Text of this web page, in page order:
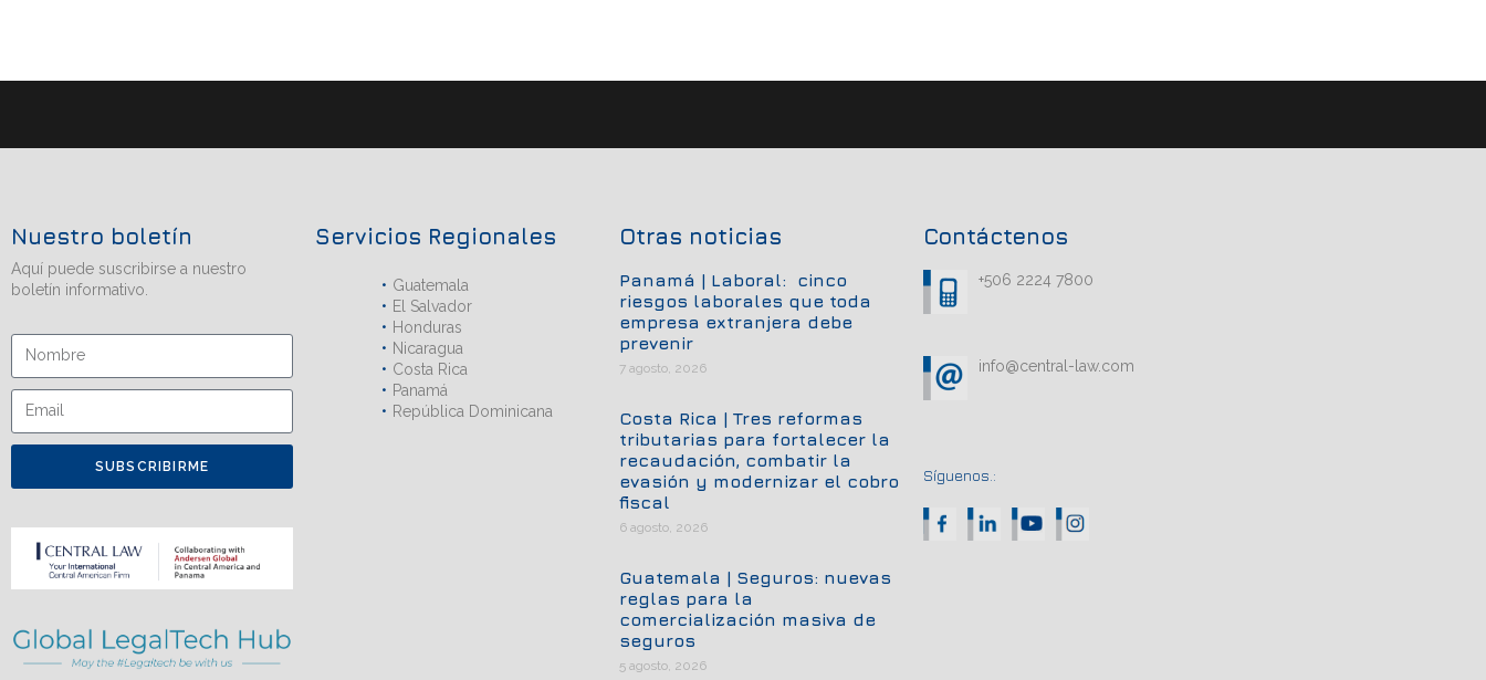
Nuestro boletín
Aquí puede suscribirse a nuestro
boletín informativo.
SUBSCRIBIRME
Servicios Regionales
Guatemala
El Salvador
Honduras
Nicaragua
Costa Rica
Panamá
República Dominicana
Otras noticias
Panamá | Laboral: cinco
riesgos laborales que toda
empresa extranjera debe
prevenir
7 agosto, 2026
Costa Rica | Tres reformas
tributarias para fortalecer la
recaudación, combatir la
evasión y modernizar el cobro
fiscal
6 agosto, 2026
Guatemala | Seguros: nuevas
reglas para la
comercialización masiva de
seguros
5 agosto, 2026
Contáctenos
+506 2224 7800
info@central-law.com
Síguenos.: